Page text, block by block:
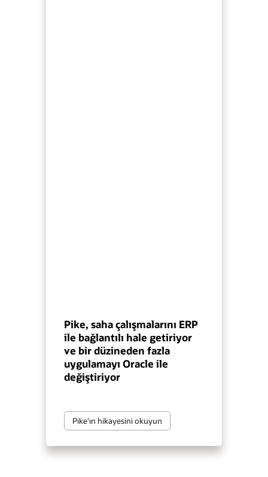
Pike, saha çalışmalarını ERP
ile bağlantılı hale getiriyor
ve bir düzineden fazla
uygulamayı Oracle ile
değiştiriyor
Pike’ın hikayesini okuyun